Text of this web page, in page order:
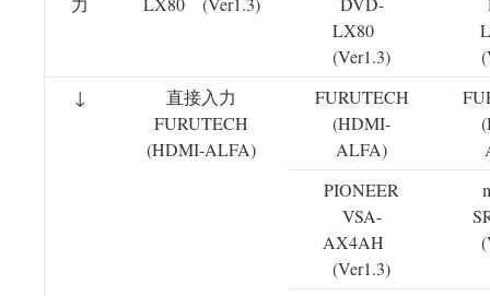
LX80
(Ver1.3)
↓
直接入力
FURUTECH
(HDMI-ALFA)
FURUTECH
(HDMI-
ALFA)
PIONEER
VSA-
AX4AH
(Ver1.3)